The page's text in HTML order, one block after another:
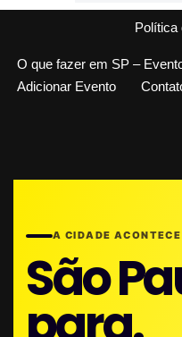
Política
O que fazer em SP –
Adicionar Evento
A CIDADE
São